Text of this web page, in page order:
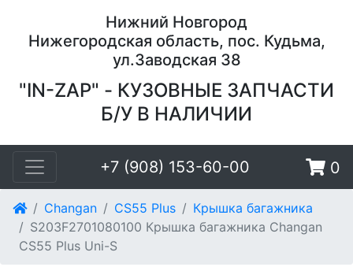
Нижний Новгород
Нижегородская область, пос. Кудьма,
ул.Заводская 38
"IN-ZAP" - КУЗОВНЫЕ ЗАПЧАСТИ
Б/У В НАЛИЧИИ
+7 (908) 153-60-00 0
Changan CS55 Plus
Крышка багажника
S203F2701080100 Крышка багажника Changan
CS55 Plus Uni-S